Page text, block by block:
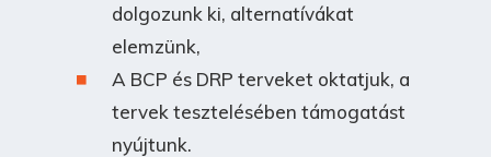
dolgozunk ki, alternatívákat
elemzünk,
A BCP és DRP terveket oktatjuk, a
tervek tesztelésében támogatást
nyújtunk.